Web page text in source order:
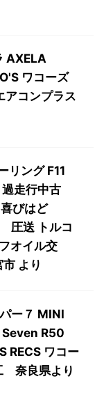
AXELA
ワコーズ
アコンプラス
リング F11
走行中古
びはど
送 トルコ
イル交
より
ー７ MINI
R50
RECS ワコー
奈良県より